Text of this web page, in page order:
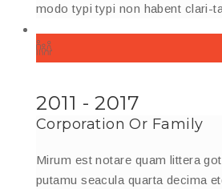
modo typi typi non habent clari-
2011 - 2017
Corporation Or Family
Mirum est notare quam littera
putamu seacula quarta decima